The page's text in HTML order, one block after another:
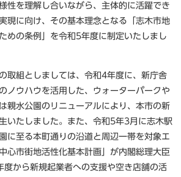
性を理解し合いながら、主体的に活躍でき
現に向け、その基本理念となる「志木市地
めの条例」を令和5年度に制定いたしまし
取組としましては、令和4年度に、新庁舎
ノウハウを活用した、ウォーターパークや
親水公園のリニューアルにより、本市の新
いたしました。また、令和5年3月に志木駅
に至る本町通りの沿道と周辺一帯を対象エ
心市街地活性化基本計画」が内閣総理大臣
度から新規起業者への支援や空き店舗の活